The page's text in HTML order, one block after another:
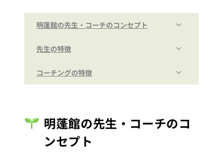
明蓬館の先生・コーチのコンセプト
先生の特徴
コーチングの特徴
明蓬館の先生・コーチのコ
ンセプト